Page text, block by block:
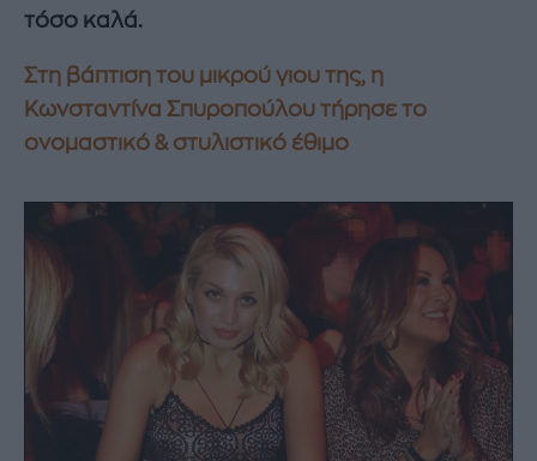
τόσο καλά.
Στη βάπτιση του μικρού γιου της, η
Κωνσταντίνα Σπυροπούλου τήρησε το
ονομαστικό & στυλιστικό έθιμο